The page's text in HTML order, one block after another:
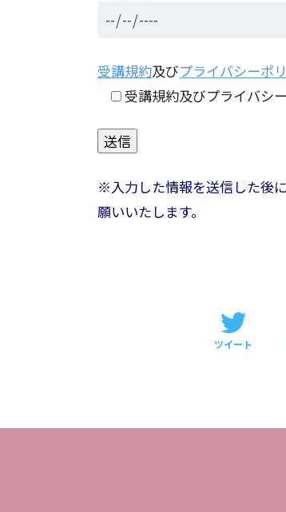
受講規約及びプライバシーポ
受講規約及びプライバシ
※入力した情報を送信した後
願いいたします。
ツイート